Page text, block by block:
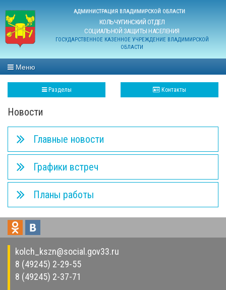
АДМИНИСТРАЦИЯ ВЛАДИМИРСКОЙ ОБЛАСТИ
КОЛЬЧУГИНСКИЙ ОТДЕЛ
СОЦИАЛЬНОЙ ЗАЩИТЫ НАСЕЛЕНИЯ
ГОСУДАРСТВЕННОЕ КАЗЕННОЕ УЧРЕЖДЕНИЕ ВЛАДИМИРСКОЙ
ОБЛАСТИ
Меню
Разделы Контакты
Новости
Главные новости
Графики встреч
Планы работы
kolch_kszn@social.gov33.ru
8 (49245) 2-29-55
8 (49245) 2-37-71